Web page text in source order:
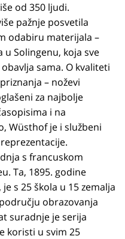
od 350 ljudi.
pažnje posvetila
odabiru materijala –
Solingenu, koja sve
sama. O kvaliteti
– noževi
za najbolje
i na
Wüsthof je i službeni
s francuskom
Ta, 1895. godine
s 25 škola u 15 zemalja
obrazovanja
suradnje je serija
koristi u svim 25